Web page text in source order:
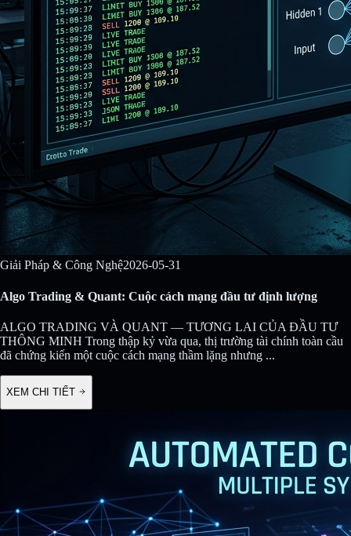
Giải Pháp & Công Nghệ2026-05-31
Algo Trading & Quant: Cuộc cách mạng đầu tư định lượng
ALGO TRADING VÀ QUANT — TƯƠNG LAI CỦA ĐẦU TƯ
THÔNG MINH Trong thập kỷ vừa qua, thị trường tài chính toàn cầu
đã chứng kiến một cuộc cách mạng thầm lặng nhưng ...
XEM CHI TIẾT